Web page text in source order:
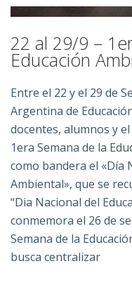
22 al 29/9 –
Educación
Entre el 22 y el 29 de
Argentina de
docentes, alumnos y
1era Semana de la
como bandera el «Día
Ambiental», que se
“Dia Nacional del
conmemora el 26 de
Semana de la
busca centralizar